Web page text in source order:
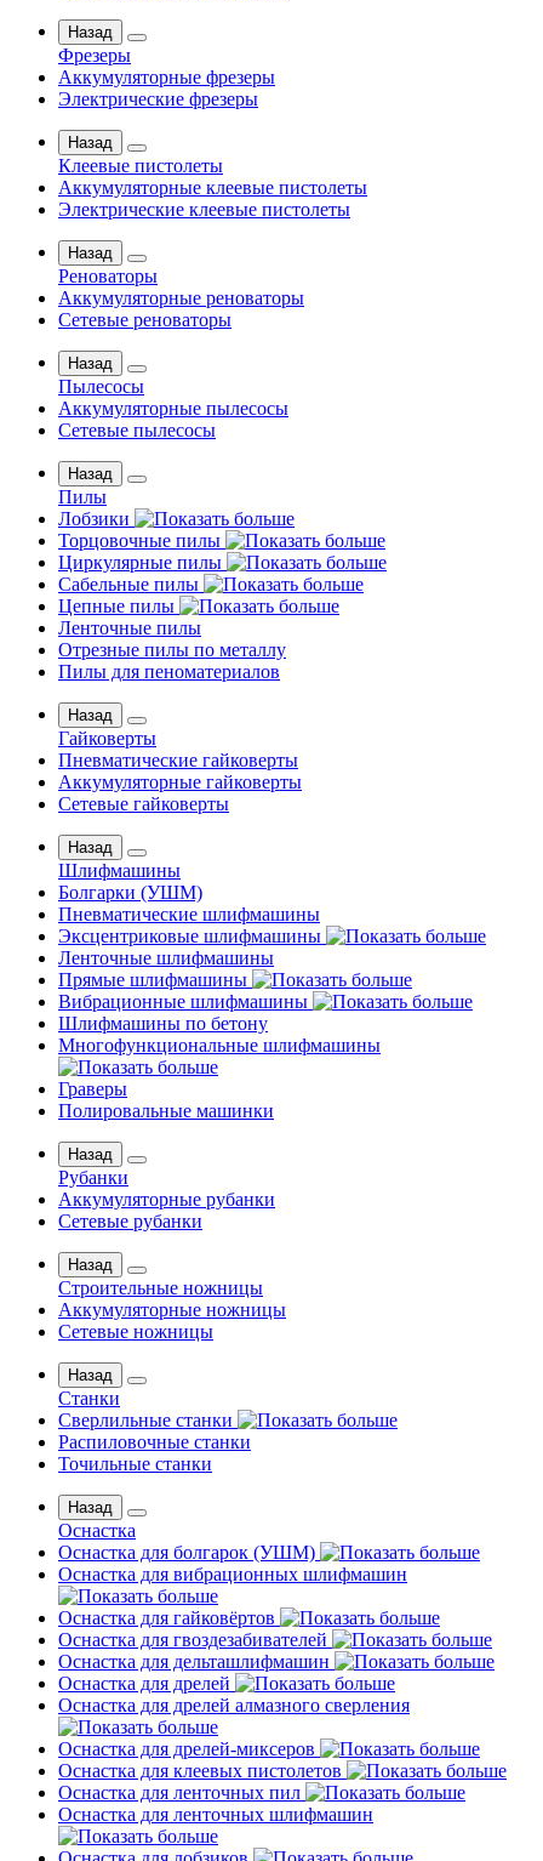
Назад
Фрезеры
Аккумуляторные фрезеры
Электрические фрезеры
Назад
Клеевые пистолеты
Аккумуляторные клеевые пистолеты
Электрические клеевые пистолеты
Назад
Реноваторы
Аккумуляторные реноваторы
Сетевые реноваторы
Назад
Пылесосы
Аккумуляторные пылесосы
Сетевые пылесосы
Назад
Пилы
Лобзики
Торцовочные пилы
Циркулярные пилы
Сабельные пилы
Цепные пилы
Ленточные пилы
Отрезные пилы по металлу
Пилы для пеноматериалов
Назад
Гайковерты
Пневматические гайковерты
Аккумуляторные гайковерты
Сетевые гайковерты
Назад
Шлифмашины
Бoлгаpки (УШM)
Пневматические шлифмашины
Эксцентриковые шлифмашины
Ленточные шлифмашины
Прямые шлифмашины
Вибрационные шлифмашины
Шлифмашины по бетону
Многофункциональные шлифмашины
Граверы
Полировальные машинки
Назад
Рубанки
Аккумуляторные рубанки
Сетевые рубанки
Назад
Строительные ножницы
Аккумуляторные ножницы
Сетевые ножницы
Назад
Станки
Сверлильные станки
Распиловочные станки
Точильные станки
Назад
Оснастка
Оснастка для болгарок (УШМ)
Оснастка для вибрационных шлифмашин
Оснастка для гайковёртов
Оснастка для гвоздезабивателей
Оснастка для дельташлифмашин
Оснастка для дрелей
Оснастка для дрелей алмазного сверления
Оснастка для дрелей-миксеров
Оснастка для клеевых пистолетов
Оснастка для ленточных пил
Оснастка для ленточных шлифмашин